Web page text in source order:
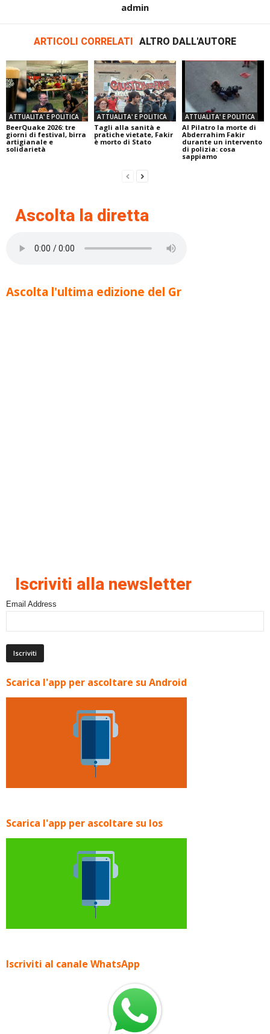
admin
ARTICOLI CORRELATI ALTRO DALL'AUTORE
ATTUALITA' E POLITICA
BeerQuake 2026: tre
giorni di festival, birra
artigianale e
solidarietà
ATTUALITA' E POLITICA
Tagli alla sanità e
pratiche vietate, Fakir
è morto di Stato
ATTUALITA' E POLITICA
Al Pilatro la morte di
Abderrahim Fakir
durante un intervento
di polizia: cosa
sappiamo
Ascolta la diretta
Ascolta l'ultima edizione del Gr
Iscriviti alla newsletter
Email Address
Scarica l'app per ascoltare su Android
Scarica l'app per ascoltare su Ios
Iscriviti al canale WhatsApp